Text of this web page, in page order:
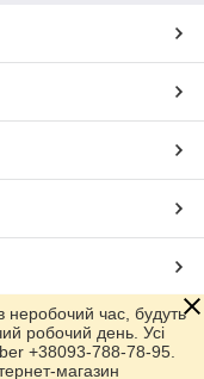
неробочий час, будуть
робочий день. Усі
+38093-788-78-95.
магазин